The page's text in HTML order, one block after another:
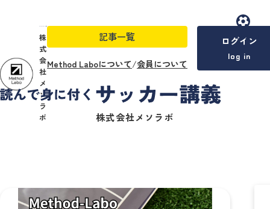
株
式
会
社
メ
ソ
ラ
ボ
記事一覧
Method Laboについて/会員について
ログイン
log in
株式会社メソラボ
menu